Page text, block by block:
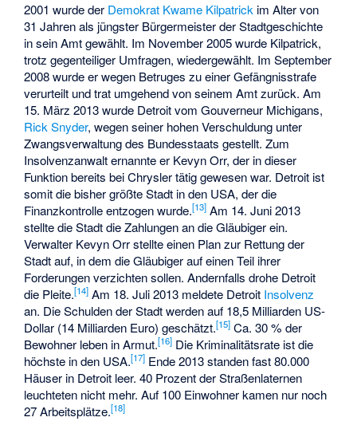
2001 wurde der Demokrat Kwame Kilpatrick im Alter von
31 Jahren als jüngster Bürgermeister der Stadtgeschichte
in sein Amt gewählt. Im November 2005 wurde Kilpatrick,
trotz gegenteiliger Umfragen, wiedergewählt. Im September
2008 wurde er wegen Betruges zu einer Gefängnisstrafe
verurteilt und trat umgehend von seinem Amt zurück. Am
15. März 2013 wurde Detroit vom Gouverneur Michigans,
Rick Snyder, wegen seiner hohen Verschuldung unter
Zwangsverwaltung des Bundesstaats gestellt. Zum
Insolvenzanwalt ernannte er Kevyn Orr, der in dieser
Funktion bereits bei Chrysler tätig gewesen war. Detroit ist
somit die bisher größte Stadt in den USA, der die
Finanzkontrolle entzogen wurde.[13] Am 14. Juni 2013
stellte die Stadt die Zahlungen an die Gläubiger ein.
Verwalter Kevyn Orr stellte einen Plan zur Rettung der
Stadt auf, in dem die Gläubiger auf einen Teil ihrer
Forderungen verzichten sollen. Andernfalls drohe Detroit
die Pleite.[14] Am 18. Juli 2013 meldete Detroit Insolvenz
an. Die Schulden der Stadt werden auf 18,5 Milliarden US-
Dollar (14 Milliarden Euro) geschätzt.[15] Ca. 30 % der
Bewohner leben in Armut.[16] Die Kriminalitätsrate ist die
höchste in den USA.[17] Ende 2013 standen fast 80.000
Häuser in Detroit leer. 40 Prozent der Straßenlaternen
leuchteten nicht mehr. Auf 100 Einwohner kamen nur noch
27 Arbeitsplätze.[18]